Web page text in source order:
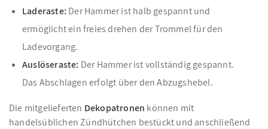
Laderaste: Der Hammer ist halb gespannt und
ermöglicht ein freies drehen der Trommel für den
Ladevorgang.
Auslöseraste: Der Hammer ist vollständig gespannt.
Das Abschlagen erfolgt über den Abzugshebel.
Die mitgelieferten Dekopatronen können mit
handelsüblichen Zündhütchen bestückt und anschließend